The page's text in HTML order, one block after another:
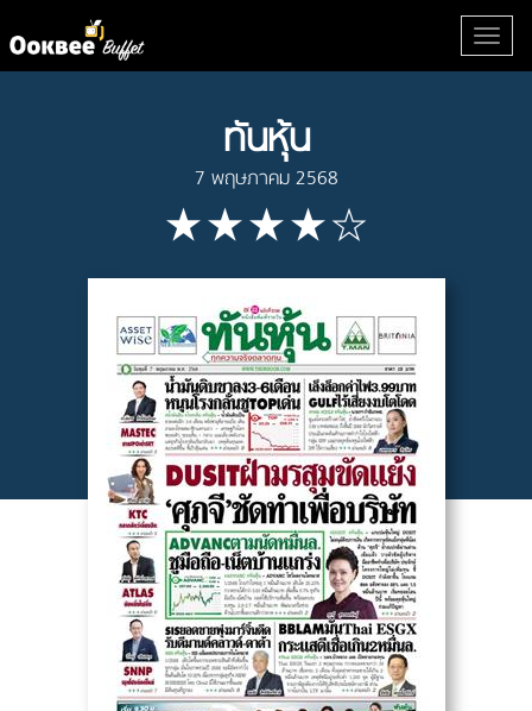
ทันหุ้น
7 พฤษภาคม 2568